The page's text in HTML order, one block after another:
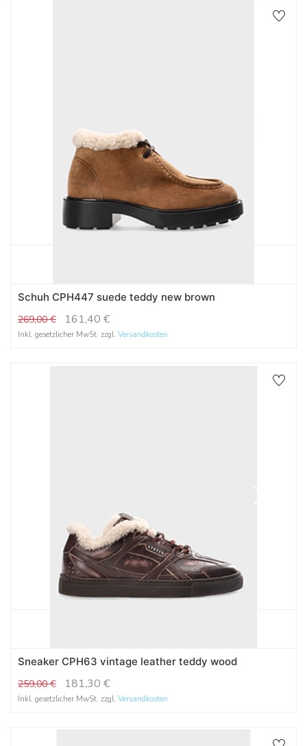
Schuh CPH447 suede teddy new brown
269,00€ 161,40 €
Inkl. gesetzlicher MwSt. zzgl. Versandkosten
Sneaker CPH63 vintage leather teddy wood
259,00€ 181,30 €
Inkl. gesetzlicher MwSt. zzgl. Versandkosten